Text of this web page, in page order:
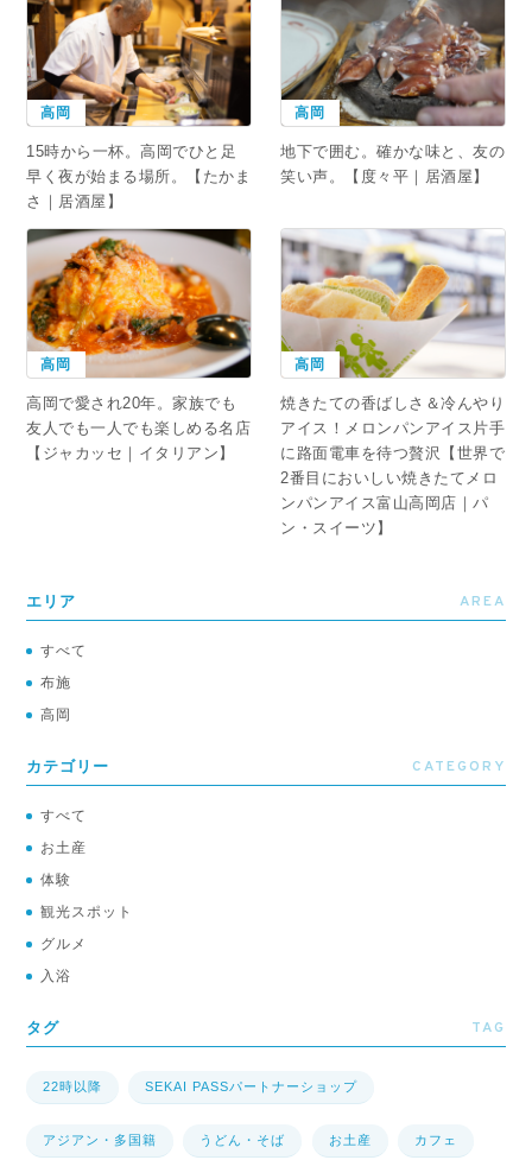
高岡
15時から一杯。高岡でひと足
早く夜が始まる場所。【たかま
さ｜居酒屋】
高岡
地下で囲む。確かな味と、友の
笑い声。【度々平｜居酒屋】
高岡
高岡で愛され20年。家族でも
友人でも一人でも楽しめる名店
【ジャカッセ｜イタリアン】
高岡
焼きたての香ばしさ＆冷んやり
アイス！メロンパンアイス片手
に路面電車を待つ贅沢【世界で
2番目においしい焼きたてメロ
ンパンアイス富山高岡店｜パ
ン・スイーツ】
エリア AREA
すべて
布施
高岡
カテゴリー CATEGORY
すべて
お土産
体験
観光スポット
グルメ
入浴
タグ TAG
22時以降 SEKAI PASSパートナーショップ
アジアン・多国籍 うどん・そば お土産 カフェ